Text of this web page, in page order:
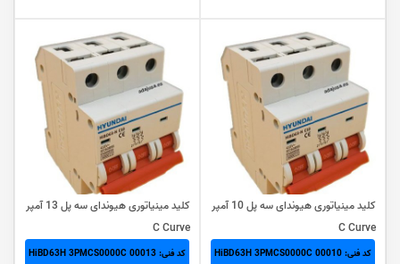
کلید مینیاتوری هیوندای سه پل 10 آمپر
C Curve
کد فنی: HiBD63H 3PMCS0000C 00010
کلید مینیاتوری هیوندای سه پل 13 آمپر
C Curve
کد فنی: HiBD63H 3PMCS0000C 00013